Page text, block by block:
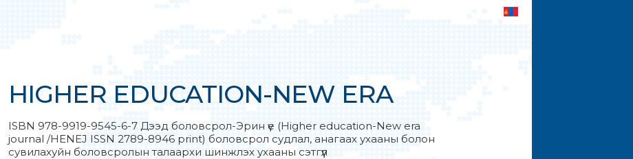
HIGHER EDUCATION-NEW ERA
ISBN 978-9919-9545-6-7 Дээд боловсрол-Эрин үе (Higher education-New era
journal /HENEJ ISSN 2789-8946 print) боловсрол судлал, анагаах ухааны болон
сувилахуйн боловсролын талаархи шинжлэх ухааны сэтгүүл